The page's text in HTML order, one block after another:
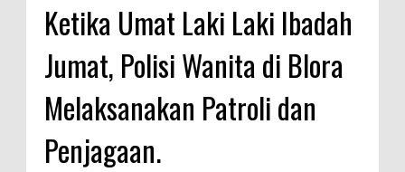
Ketika Umat Laki Laki Ibadah
Jumat, Polisi Wanita di Blora
Melaksanakan Patroli dan
Penjagaan.